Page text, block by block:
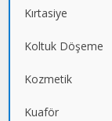
Kırtasiye
Koltuk Döşeme
Kozmetik
Kuaför